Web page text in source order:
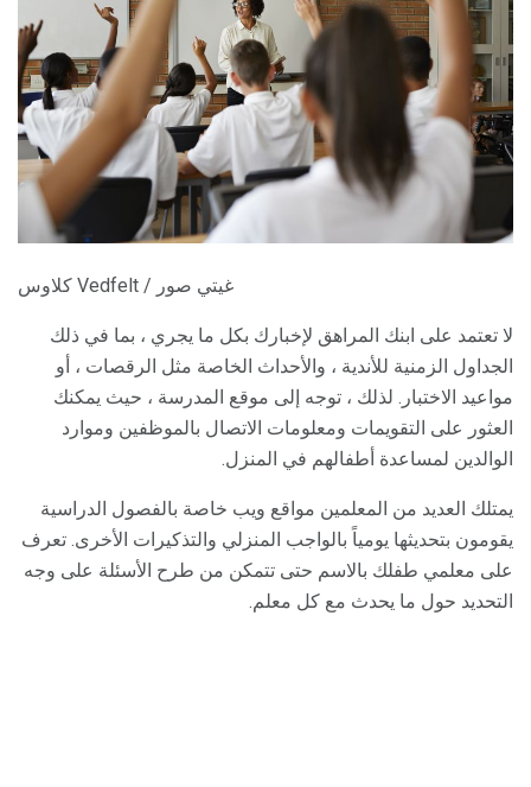
كلاوس Vedfelt / غيتي صور
لا تعتمد على ابنك المراهق لإخبارك بكل ما يجري ، بما في ذلك
الجداول الزمنية للأندية ، والأحداث الخاصة مثل الرقصات ، أو
مواعيد الاختبار. لذلك ، توجه إلى موقع المدرسة ، حيث يمكنك
العثور على التقويمات ومعلومات الاتصال بالموظفين وموارد
الوالدين لمساعدة أطفالهم في المنزل.
يمتلك العديد من المعلمين مواقع ويب خاصة بالفصول الدراسية
يقومون بتحديثها يومياً بالواجب المنزلي والتذكيرات الأخرى. تعرف
على معلمي طفلك بالاسم حتى تتمكن من طرح الأسئلة على وجه
التحديد حول ما يحدث مع كل معلم.